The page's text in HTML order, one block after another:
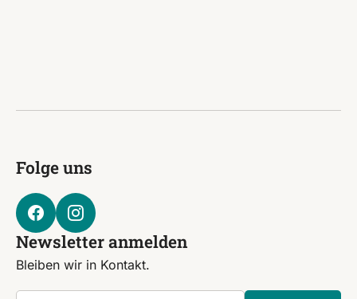
Folge uns
Newsletter anmelden
Bleiben wir in Kontakt.